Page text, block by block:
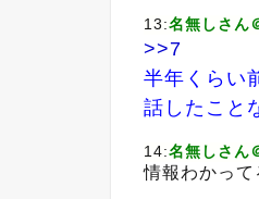
13:名無しさん
>>7
半年くらい
話したこと
14:名無しさん
情報わかっ